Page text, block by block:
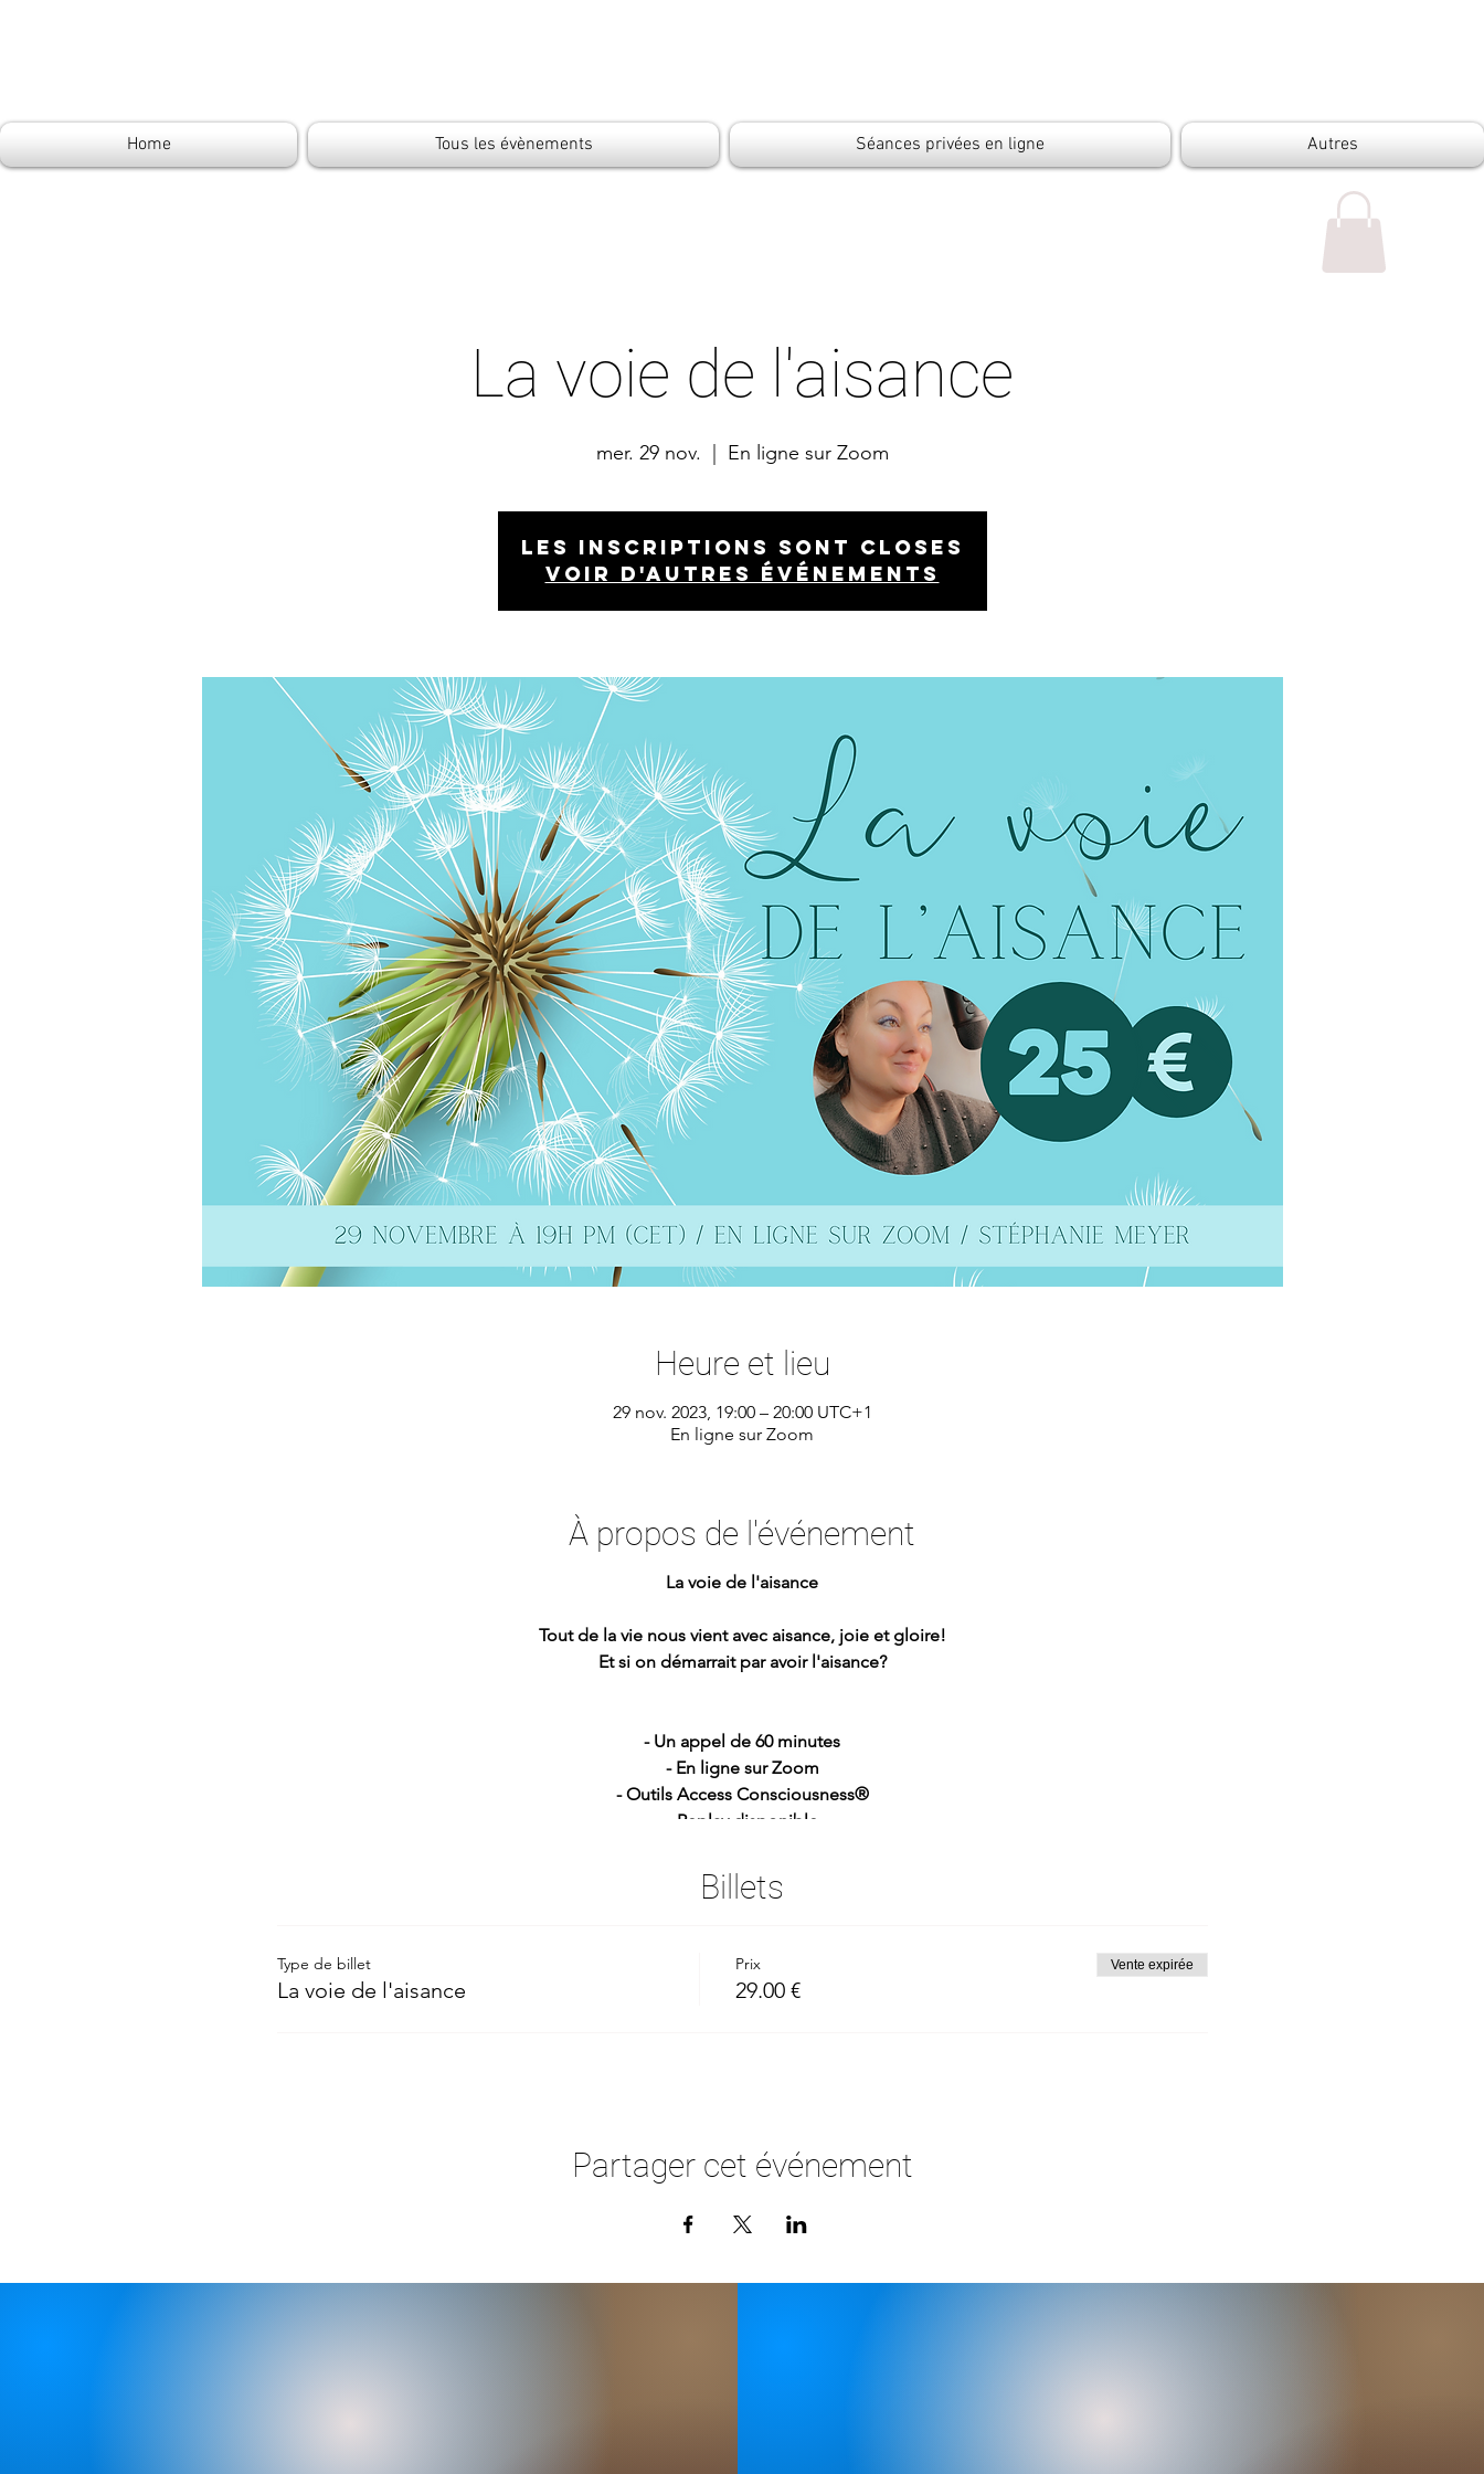
Home Tous les évènements Séances privées en ligne Autres
La voie de l'aisance
mer. 29 nov. En ligne sur Zoom
Les inscriptions sont closes
Voir d'autres événements
Heure et lieu
29 nov. 2023, 19:00 – 20:00 UTC+1
En ligne sur Zoom
À propos de l'événement
La voie de l'aisance
Tout de la vie nous vient avec aisance, joie et gloire!
Et si on démarrait par avoir l'aisance?
- Un appel de 60 minutes
- En ligne sur Zoom
- Outils Access Consciousness®
- Replay disponible
Ton temps dans le monde:
https://www.timeanddate.com/worldclock/fixedtime.html?
Billets
Type de billet
La voie de l'aisance
Prix
29.00 €
Vente expirée
Partager cet événement